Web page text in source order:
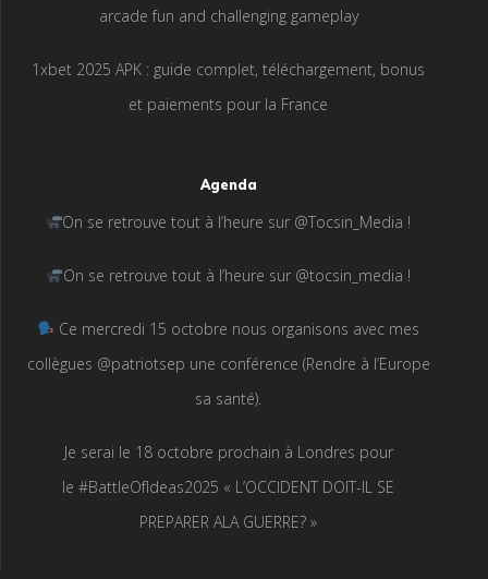
arcade fun and challenging gameplay
1xbet 2025 APK : guide complet, téléchargement, bonus
et paiements pour la France
Agenda
On se retrouve tout à l’heure sur @Tocsin_Media !
On se retrouve tout à l’heure sur @tocsin_media !
Ce mercredi 15 octobre nous organisons avec mes
collègues @patriotsep une conférence (Rendre à l’Europe
sa santé).
Je serai le 18 octobre prochain à Londres pour
le #BattleOfIdeas2025 « L’OCCIDENT DOIT-IL SE
PREPARER ALA GUERRE? »